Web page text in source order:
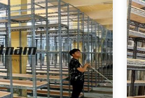
Kệ Trọng Tải